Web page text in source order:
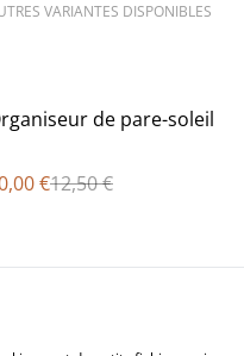
VARIANTES DISPONIBLES
% de pare-soleil
€12,50 €